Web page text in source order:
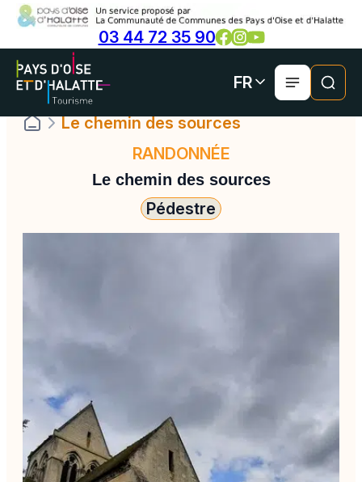
Aller
au
contenu
03 44 72 35 90
FR
Le chemin des sources
RANDONNÉE
Le chemin des sources
Pédestre
Panneau de gestion des cookies